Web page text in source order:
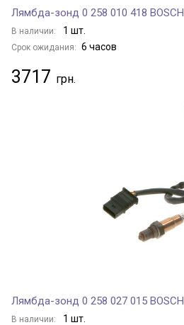
Лямбда-зонд 0 258 010 418 BOSCH
В наличии: 1 шт.
Срок ожидания: 6 часов
3717
Лямбда-зонд 0 258 027 015 BOSCH
В наличии: 1 шт.